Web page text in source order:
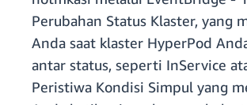
Perubahan Status Klaster, yang
Anda saat klaster HyperPod
antar status, seperti InService
Peristiwa Kondisi Simpul yang